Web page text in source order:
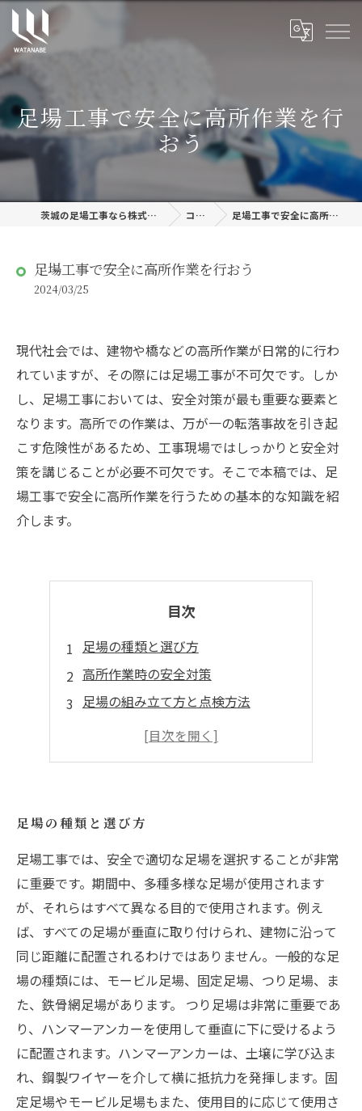
足場工事で安全に高所作業を行
おう
茨城の足場工事なら株式会社渡邊建設 コラム 足場工事で安全に高所作業を行おう
足場工事で安全に高所作業を行おう
2024/03/25
現代社会では、建物や橋などの高所作業が日常的に行わ
れていますが、その際には足場工事が不可欠です。しか
し、足場工事においては、安全対策が最も重要な要素と
なります。高所での作業は、万が一の転落事故を引き起
こす危険性があるため、工事現場ではしっかりと安全対
策を講じることが必要不可欠です。そこで本稿では、足
場工事で安全に高所作業を行うための基本的な知識を紹
介します。
目次
足場の種類と選び方
高所作業時の安全対策
足場の組み立て方と点検方法
天候による足場作業の注意点
足場の種類と選び方
足場工事では、安全で適切な足場を選択することが非常
に重要です。期間中、多種多様な足場が使用されます
が、それらはすべて異なる目的で使用されます。例え
ば、すべての足場が垂直に取り付けられ、建物に沿って
同じ距離に配置されるわけではありません。一般的な足
場の種類には、モービル足場、固定足場、つり足場、ま
た、鉄骨網足場があります。 つり足場は非常に重要であ
り、ハンマーアンカーを使用して垂直に下に受けるよう
に配置されます。ハンマーアンカーは、土壌に学び込ま
れ、鋼製ワイヤーを介して横に抵抗力を発揮します。固
定足場やモービル足場もまた、使用目的に応じて使用さ